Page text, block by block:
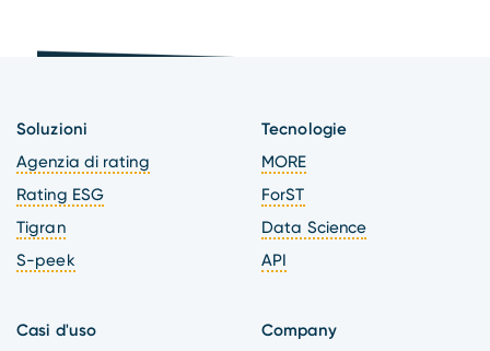
Soluzioni
Agenzia di rating
Rating ESG
Tigran
S-peek
Tecnologie
MORE
ForST
Data Science
API
Casi d'uso
Company